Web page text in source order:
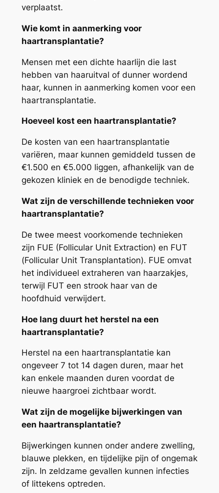
verplaatst.
Wie komt in aanmerking voor
haartransplantatie?
Mensen met een dichte haarlijn die last
hebben van haaruitval of dunner wordend
haar, kunnen in aanmerking komen voor een
haartransplantatie.
Hoeveel kost een haartransplantatie?
De kosten van een haartransplantatie
variëren, maar kunnen gemiddeld tussen de
€1.500 en €5.000 liggen, afhankelijk van de
gekozen kliniek en de benodigde techniek.
Wat zijn de verschillende technieken voor
haartransplantatie?
De twee meest voorkomende technieken
zijn FUE (Follicular Unit Extraction) en FUT
(Follicular Unit Transplantation). FUE omvat
het individueel extraheren van haarzakjes,
terwijl FUT een strook haar van de
hoofdhuid verwijdert.
Hoe lang duurt het herstel na een
haartransplantatie?
Herstel na een haartransplantatie kan
ongeveer 7 tot 14 dagen duren, maar het
kan enkele maanden duren voordat de
nieuwe haargroei zichtbaar wordt.
Wat zijn de mogelijke bijwerkingen van
een haartransplantatie?
Bijwerkingen kunnen onder andere zwelling,
blauwe plekken, en tijdelijke pijn of ongemak
zijn. In zeldzame gevallen kunnen infecties
of littekens optreden.